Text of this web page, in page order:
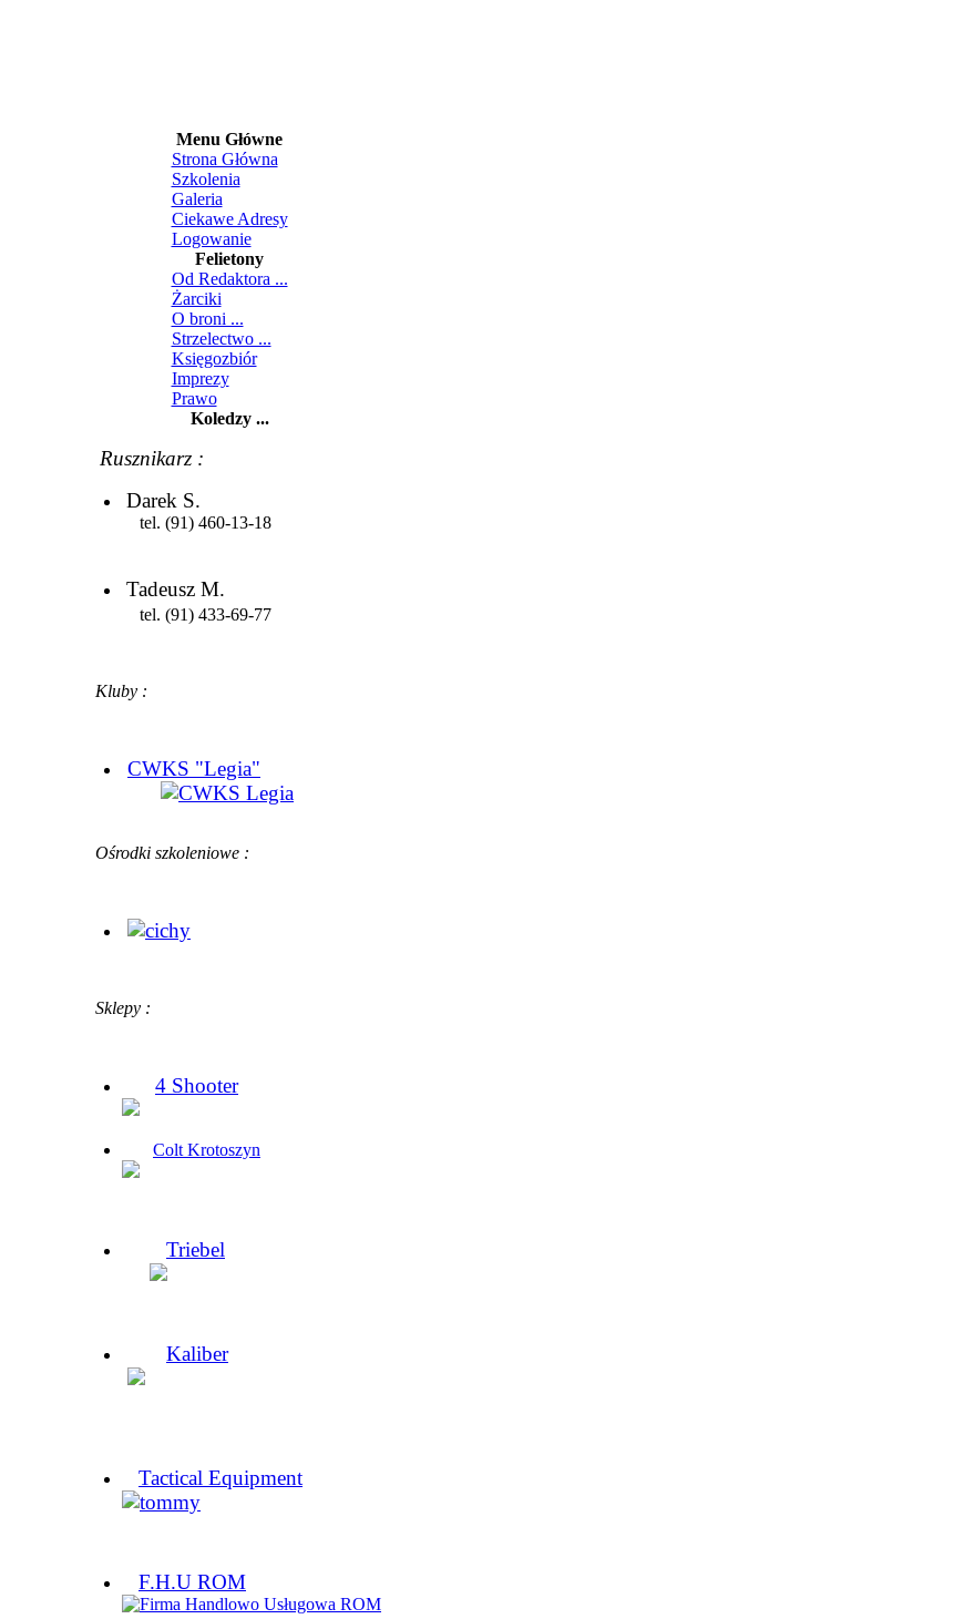
Menu Główne
Strona Główna
Szkolenia
Galeria
Ciekawe Adresy
Logowanie
Felietony
Od Redaktora ...
Żarciki
O broni ...
Strzelectwo ...
Księgozbiór
Imprezy
Prawo
Koledzy ...
Rusznikarz :
Darek S.
tel. (91) 460-13-18
Tadeusz M.
tel. (91) 433-69-77
Kluby :
CWKS "Legia"
Ośrodki szkoleniowe :
Sklepy :
4 Shooter
Colt Krotoszyn
Triebel
Kaliber
Tactical Equipment
F.H.U ROM